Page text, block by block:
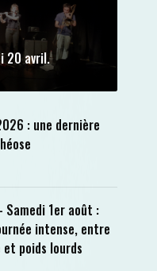
20 avril.
: une dernière
Samedi 1er août :
intense, entre
poids lourds